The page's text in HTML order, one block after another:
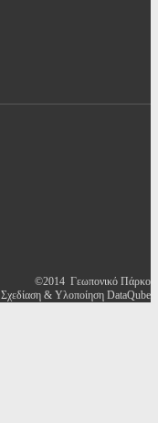
©2014 Γεωπονικό Πάρκο
Σχεδίαση & Υλοποίηση DataQube